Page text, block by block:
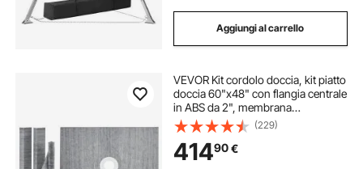
Aggiungi al carrello
VEVOR Kit cordolo doccia, kit piatto
doccia 60"x48" con flangia centrale
in ABS da 2", membrana
impermeabile, griglia in acciaio
inossidabile e sigillante per giunti,
bastoncini per il bagno
(229)
41490€